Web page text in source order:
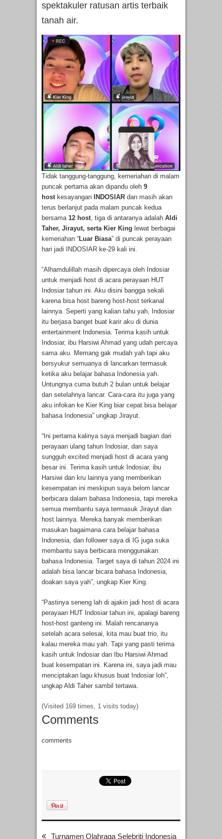
spektakuler ratusan artis terbaik
tanah air.
Tidak tanggung-tanggung, kemeriahan di malam
puncak pertama akan dipandu oleh 9
host kesayangan INDOSIAR dan masih akan
terus berlanjut pada malam puncak kedua
bersama 12 host , tiga di antaranya adalah Aldi
Taher, Jirayut, serta Kier King lewat berbagai
kemeriahan “ Luar Biasa” di puncak perayaan
hari jadi INDOSIAR ke-29 kali ini.
“Alhamdulillah masih dipercaya oleh Indosiar
untuk menjadi host di acara perayaan HUT
Indosiar tahun ini. Aku disini bangga sekali
karena bisa host bareng host-host terkanal
lainnya. Seperti yang kalian tahu yah, Indosiar
itu berjasa banget buat karir aku di dunia
entertainment Indonesia. Terima kasih untuk
Indosiar, ibu Harsiwi Ahmad yang udah percaya
sama aku. Memang gak mudah yah tapi aku
bersyukur semuanya di lancarkan termasuk
ketika aku belajar bahasa Indonesia yah.
Untungnya cuma butuh 2 bulan untuk belajar
dan setelahnya lancar. Cara-cara itu juga yang
aku infokan ke Kier King biar cepat bisa belajar
bahasa Indonesia” ungkap Jirayut.
“Ini pertama kalinya saya menjadi bagian dari
perayaan ulang tahun Indosiar, dan saya
sungguh excited menjadi host di acara yang
besar ini. Terima kasih untuk Indosiar, ibu
Harsiwi dan kru lainnya yang memberikan
kesempatan ini meskipun saya belom lancar
berbicara dalam bahasa Indonesia, tapi mereka
semua membantu saya termasuk Jirayut dan
host lainnya. Mereka banyak memberikan
masukan bagaimana cara belajar bahasa
Indonesia, dan follower saya di IG juga suka
membantu saya berbicara menggunakan
bahasa Indonesia. Target saya di tahun 2024 ini
adalah bisa lancar bicara bahasa Indonesia,
doakan saya yah”, ungkap Kier King.
“Pastinya seneng lah di ajakin jadi host di acara
perayaan HUT Indosiar tahun ini, apalagi bareng
host-host ganteng ini. Malah rencananya
setelah acara selesai, kita mau buat trio, itu
kalau mereka mau yah. Tapi yang pasti terima
kasih untuk Indosiar dan Ibu Harsiwi Ahmad
buat kesempatan ini. Karena ini, saya jadi mau
menciptakan lagu khusus buat Indosiar loh”,
ungkap Aldi Taher sambil tertawa.
(Visited 169 times, 1 visits today)
Comments
comments
Turnamen Olahraga Selebriti Indonesia